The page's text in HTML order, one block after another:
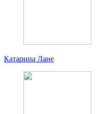
Катарина Лане